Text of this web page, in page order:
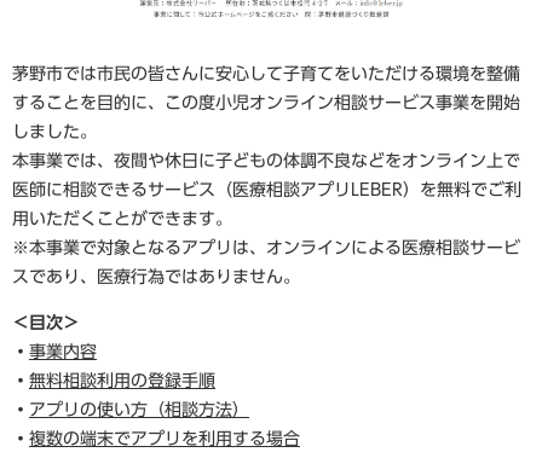
茅野市では市民の皆さんに安心して子育てをいただける環境を整備
することを目的に、この度小児オンライン相談サービス事業を開始
しました。
本事業では、夜間や休日に子どもの体調不良などをオンライン上で
医師に相談できるサービス（医療相談アプリLEBER）を無料でご利
用いただくことができます。
※本事業で対象となるアプリは、オンラインによる医療相談サービ
スであり、医療行為ではありません。
＜目次＞
・ 事業内容
・ 無料相談利用の登録手順
・ アプリの使い方（相談方法）
・ 複数の端末でアプリを利用する場合